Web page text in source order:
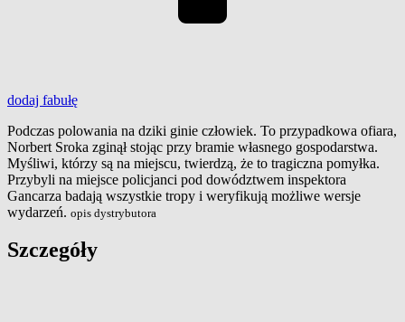
dodaj fabułę
Podczas polowania na dziki ginie człowiek. To przypadkowa ofiara,
Norbert Sroka zginął stojąc przy bramie własnego gospodarstwa.
Myśliwi, którzy są na miejscu, twierdzą, że to tragiczna pomyłka.
Przybyli na miejsce policjanci pod dowództwem inspektora
Gancarza badają wszystkie tropy i weryfikują możliwe wersje
wydarzeń. opis dystrybutora
Szczegóły